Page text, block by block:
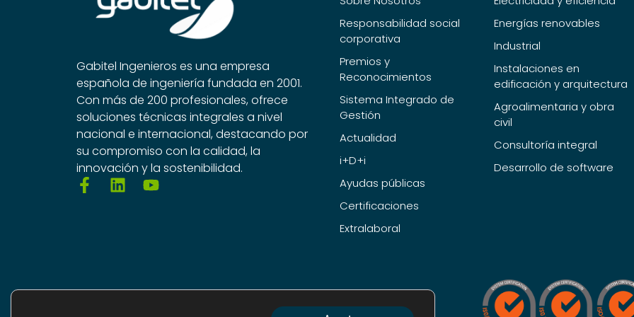
Gabitel Ingenieros es una empresa
española de ingeniería fundada en 2001.
Con más de 200 profesionales, ofrece
soluciones técnicas integrales a nivel
nacional e internacional, destacando por
su compromiso con la calidad, la
innovación y la sostenibilidad.
Responsabilidad social
corporativa
Premios y
Reconocimientos
Sistema Integrado de
Gestión
Actualidad
i+D+i
Ayudas públicas
Certificaciones
Extralaboral
Energías renovables
Industrial
Instalaciones en
edificación y arquitectura
Agroalimentaria y obra
civil
Consultoría integral
Desarrollo de software